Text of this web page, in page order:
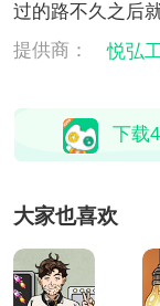
过的路不久之后
提供商：
悦弘
下载
大家也喜欢